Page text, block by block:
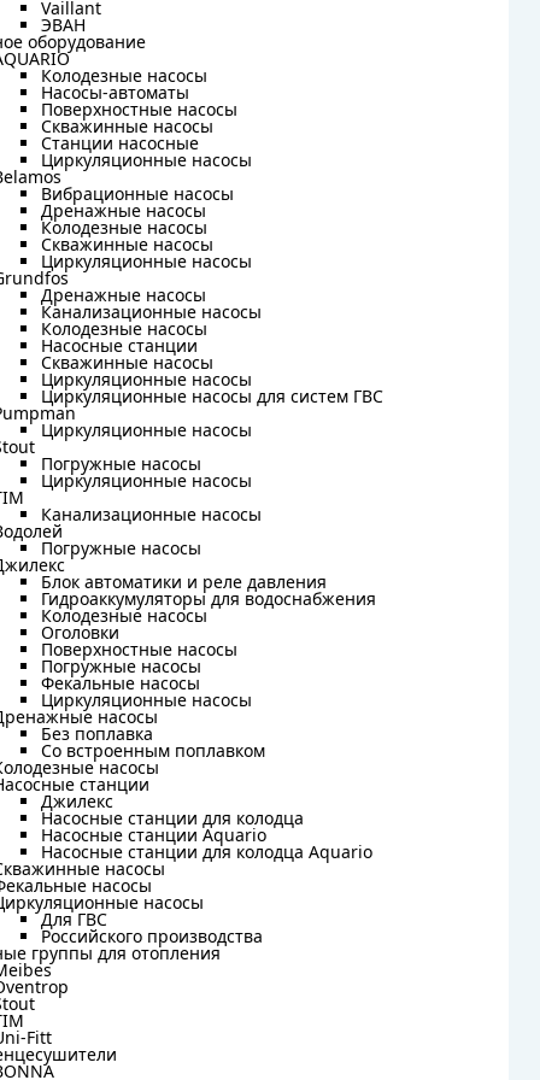
Vaillant
ЭВАН
оборудование
Колодезные насосы
Насосы-автоматы
Поверхностные насосы
Скважинные насосы
Станции насосные
Циркуляционные насосы
Вибрационные насосы
Дренажные насосы
Колодезные насосы
Скважинные насосы
Циркуляционные насосы
Дренажные насосы
Канализационные насосы
Колодезные насосы
Насосные станции
Скважинные насосы
Циркуляционные насосы
Циркуляционные насосы для систем ГВС
Циркуляционные насосы
Погружные насосы
Циркуляционные насосы
Канализационные насосы
Погружные насосы
Блок автоматики и реле давления
Гидроаккумуляторы для водоснабжения
Колодезные насосы
Оголовки
Поверхностные насосы
Погружные насосы
Фекальные насосы
Циркуляционные насосы
насосы
Без поплавка
Со встроенным поплавком
насосы
станции
Джилекс
Насосные станции для колодца
Насосные станции Aquario
Насосные станции для колодца Aquario
насосы
насосы
насосы
Для ГВС
Российского производства
группы для отопления
Fitt
Vaillant
ЭВАН
оборудование
Колодезные насосы
Насосы-автоматы
Поверхностные насосы
Скважинные насосы
Станции насосные
Циркуляционные насосы
Вибрационные насосы
Дренажные насосы
Колодезные насосы
Скважинные насосы
Циркуляционные насосы
Дренажные насосы
Канализационные насосы
Колодезные насосы
Насосные станции
Скважинные насосы
Циркуляционные насосы
Циркуляционные насосы для систем ГВС
Циркуляционные насосы
Погружные насосы
Циркуляционные насосы
Канализационные насосы
Погружные насосы
Блок автоматики и реле давления
Гидроаккумуляторы для водоснабжения
Колодезные насосы
Оголовки
Поверхностные насосы
Погружные насосы
Фекальные насосы
Циркуляционные насосы
насосы
Без поплавка
Со встроенным поплавком
насосы
станции
Джилекс
Насосные станции для колодца
Насосные станции Aquario
Насосные станции для колодца Aquario
насосы
насосы
насосы
Для ГВС
Российского производства
группы для отопления
Fitt